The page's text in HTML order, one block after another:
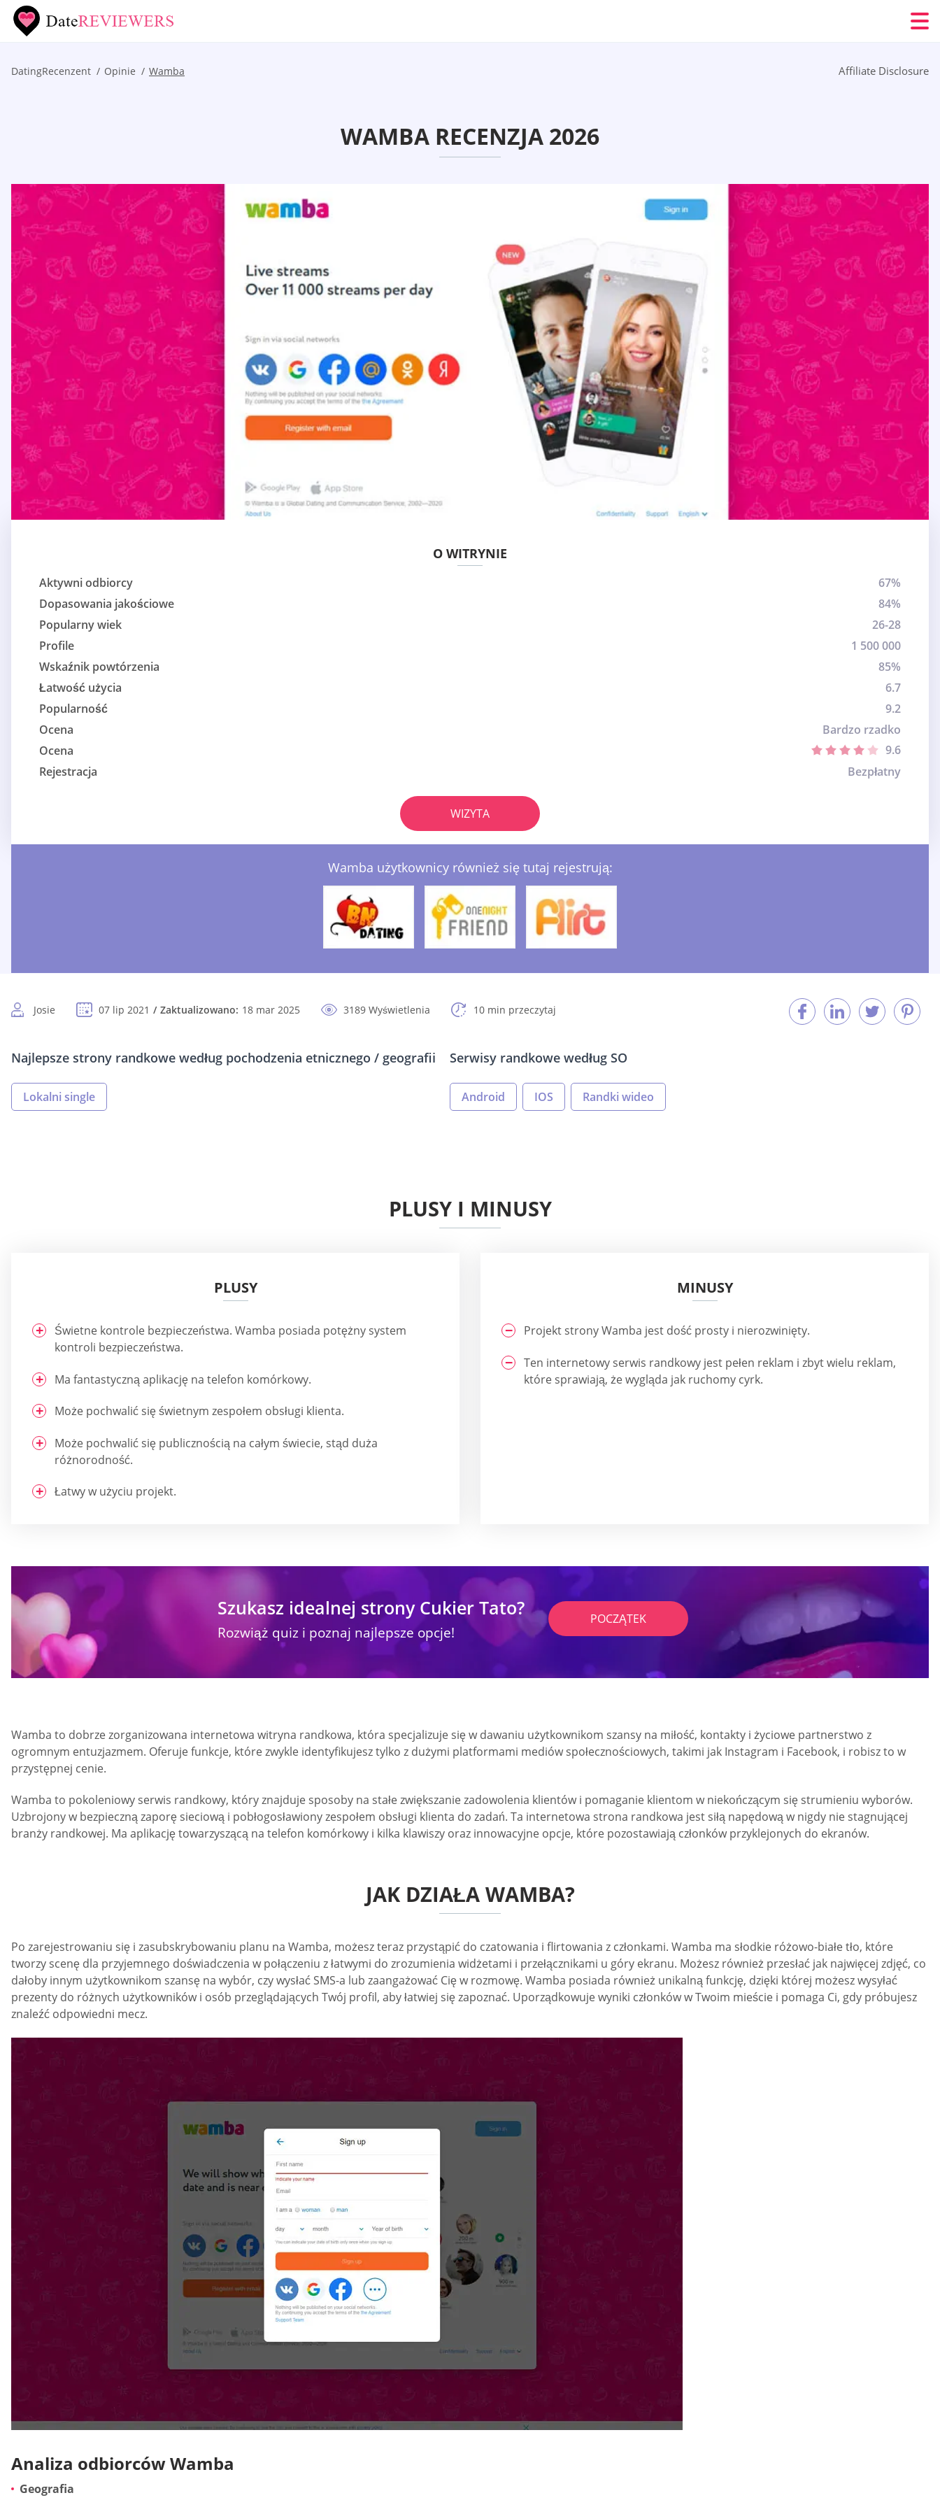
DatingRecenzent Opinie Wamba Affiliate Disclosure
WAMBA RECENZJA 2026
O WITRYNIE
Aktywni odbiorcy
67%
Dopasowania jakościowe
84%
Popularny wiek
26-28
Profile
1 500 000
Wskaźnik powtórzenia
85%
Łatwość użycia
6.7
Popularność
9.2
Ocena
Bardzo rzadko
Ocena
9.6
Rejestracja
Bezpłatny
WIZYTA
Wamba użytkownicy również się tutaj rejestrują:
Josie 07 lip 2021 Zaktualizowano: 18 mar 2025 3189 Wyświetlenia 10 min przeczytaj
Najlepsze strony randkowe według pochodzenia etnicznego / geografii
Lokalni single
Serwisy randkowe według SO
Android IOS Randki wideo
PLUSY I MINUSY
PLUSY
Świetne kontrole bezpieczeństwa. Wamba posiada potężny system
kontroli bezpieczeństwa.
Ma fantastyczną aplikację na telefon komórkowy.
Może pochwalić się świetnym zespołem obsługi klienta.
Może pochwalić się publicznością na całym świecie, stąd duża
różnorodność.
Łatwy w użyciu projekt.
MINUSY
Projekt strony Wamba jest dość prosty i nierozwinięty.
Ten internetowy serwis randkowy jest pełen reklam i zbyt wielu reklam,
które sprawiają, że wygląda jak ruchomy cyrk.
Szukasz idealnej strony Cukier Tato?
Rozwiąż quiz i poznaj najlepsze opcje!
POCZĄTEK
Wamba to dobrze zorganizowana internetowa witryna randkowa, która specjalizuje się w dawaniu użytkownikom szansy na miłość, kontakty i życiowe partnerstwo z
ogromnym entuzjazmem. Oferuje funkcje, które zwykle identyfikujesz tylko z dużymi platformami mediów społecznościowych, takimi jak Instagram i Facebook, i robisz to w
przystępnej cenie.
Wamba to pokoleniowy serwis randkowy, który znajduje sposoby na stałe zwiększanie zadowolenia klientów i pomaganie klientom w niekończącym się strumieniu wyborów.
Uzbrojony w bezpieczną zaporę sieciową i pobłogosławiony zespołem obsługi klienta do zadań. Ta internetowa strona randkowa jest siłą napędową w nigdy nie stagnującej
branży randkowej. Ma aplikację towarzyszącą na telefon komórkowy i kilka klawiszy oraz innowacyjne opcje, które pozostawiają członków przyklejonych do ekranów.
JAK DZIAŁA WAMBA?
Po zarejestrowaniu się i zasubskrybowaniu planu na Wamba, możesz teraz przystąpić do czatowania i flirtowania z członkami. Wamba ma słodkie różowo-białe tło, które
tworzy scenę dla przyjemnego doświadczenia w połączeniu z łatwymi do zrozumienia widżetami i przełącznikami u góry ekranu. Możesz również przesłać jak najwięcej zdjęć, co
dałoby innym użytkownikom szansę na wybór, czy wysłać SMS-a lub zaangażować Cię w rozmowę. Wamba posiada również unikalną funkcję, dzięki której możesz wysyłać
prezenty do różnych użytkowników i osób przeglądających Twój profil, aby łatwiej się zapoznać. Uporządkowuje wyniki członków w Twoim mieście i pomaga Ci, gdy próbujesz
znaleźć odpowiedni mecz.
Analiza odbiorców Wamba
Geografia